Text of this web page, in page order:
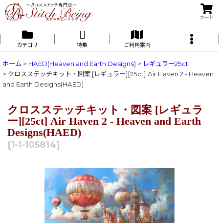
カート
カテゴリ 特集 ご利用案内
ホーム > HAED(Heaven and Earth Designs) > レギュラー25ct
> クロスステッチキット・図案 [レギュラー][25ct] Air Haven 2 - Heaven
and Earth Designs(HAED)
クロスステッチキット・図案 [レギュラ
ー][25ct] Air Haven 2 - Heaven and Earth
Designs(HAED)
[1-1-105814]